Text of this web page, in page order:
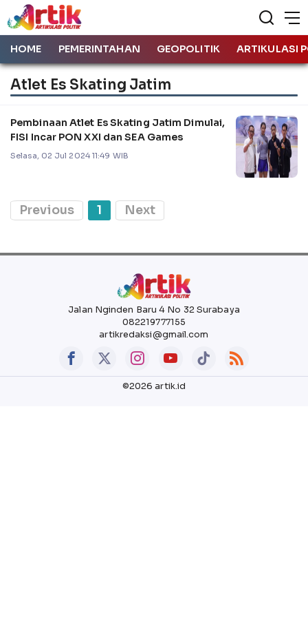
HOME PEMERINTAHAN GEOPOLITIK ARTIKULASI
Atlet Es Skating Jatim
Pembinaan Atlet Es Skating Jatim Dimulai,
FISI Incar PON XXI dan SEA Games
Selasa, 02 Jul 2024 11:49 WIB
Previous 1 Next
Jalan Nginden Baru 4 No 32 Surabaya
082219777155
artikredaksi@gmail.com
©2026 artik.id